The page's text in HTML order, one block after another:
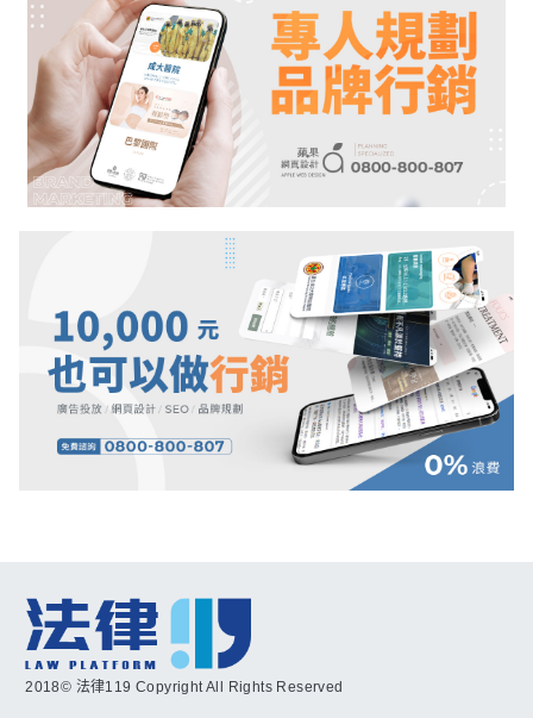
2018© 法律119 Copyright All Rights Reserved